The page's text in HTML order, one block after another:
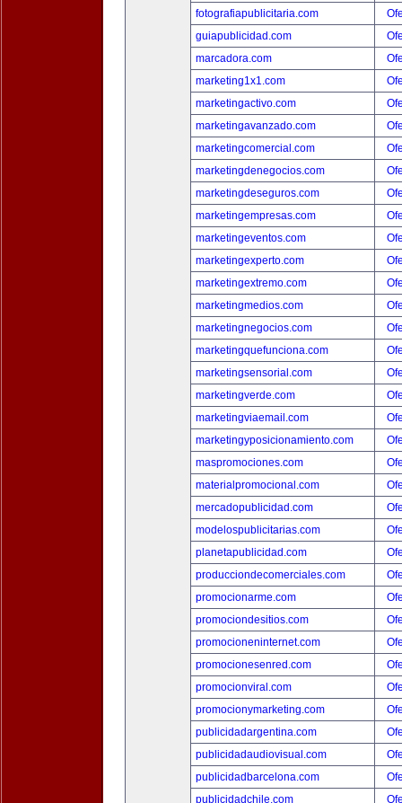
fotografiapublicitaria.com
guiapublicidad.com
marcadora.com
marketing1x1.com
marketingactivo.com
marketingavanzado.com
marketingcomercial.com
marketingdenegocios.com
marketingdeseguros.com
marketingempresas.com
marketingeventos.com
marketingexperto.com
marketingextremo.com
marketingmedios.com
marketingnegocios.com
marketingquefunciona.com
marketingsensorial.com
marketingverde.com
marketingviaemail.com
marketingyposicionamiento.com
maspromociones.com
materialpromocional.com
mercadopublicidad.com
modelospublicitarias.com
planetapublicidad.com
producciondecomerciales.com
promocionarme.com
promociondesitios.com
promocioneninternet.com
promocionesenred.com
promocionviral.com
promocionymarketing.com
publicidadargentina.com
publicidadaudiovisual.com
publicidadbarcelona.com
publicidadchile.com